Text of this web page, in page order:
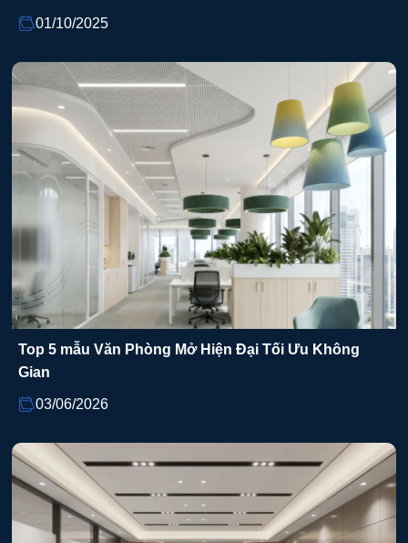
01/10/2025
Top 5 mẫu Văn Phòng Mở Hiện Đại Tối Ưu Không
Gian
03/06/2026